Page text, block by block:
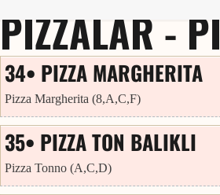
PIZZALAR -
34• PIZZA MARGHERITA
Pizza Margherita (8,A,C,F)
35• PIZZA TON BALIKLI
Pizza Tonno (A,C,D)